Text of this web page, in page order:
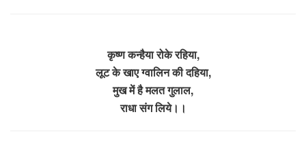
कृष्ण कन्हैया रोके रहिया,
लूट के खाए ग्वालिन की दहिया,
मुख में है मलत गुलाल,
राधा संग लिये।।